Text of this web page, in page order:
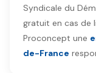
Syndicale du
gratuit en cas de
Proconcept une
de-France